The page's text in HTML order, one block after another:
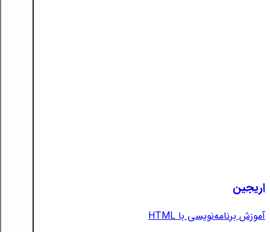
اریجین
آموزش برنامه‌نویسی با HTML